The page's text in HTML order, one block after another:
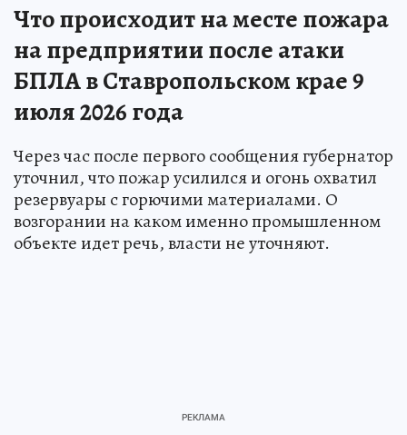
Что происходит на месте пожара
на предприятии после атаки
БПЛА в Ставропольском крае 9
июля 2026 года
Через час после первого сообщения губернатор
уточнил, что пожар усилился и огонь охватил
резервуары с горючими материалами. О
возгорании на каком именно промышленном
объекте идет речь, власти не уточняют.